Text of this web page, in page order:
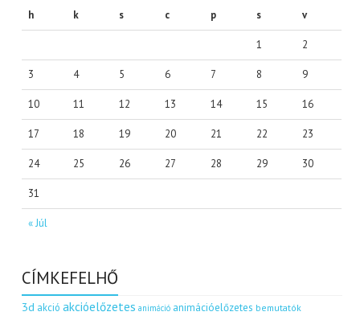
h
k s c p s v
« Júl
1 2
3 4 5 6 7 8 9
10 11 12 13 14 15 16
17 18 19 20 21 22 23
24 25 26 27 28 29 30
31
CÍMKEFELHŐ
3d akció akcióelőzetes animáció animációelőzetes bemutatók